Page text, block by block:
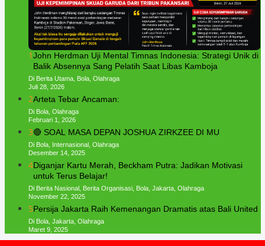
1John Herdman Uji Mental Timnas Indonesia: Strategi Unik di
Balik Absennya Sang Pelatih Saat Libas Kamboja
Di Berita Utama, Bola, Olahraga
Juli 28, 2026
2Arteta Tebar Ancaman:
Di Bola, Olahraga
Februari 1, 2026
3🔴 SOAL MASA DEPAN JOSHUA ZIRKZEE DI MU
Di Bola, Internasional, Olahraga
Desember 14, 2025
4Diganjar Kartu Merah, Beckham Putra: Jadikan Motivasi
untuk Terus Belajar!
Di Berita Nasional, Berita Organisasi, Bola, Jakarta, Olahraga
November 22, 2025
5Persija Jakarta Raih Kemenangan Dramatis atas Bali United
Di Bola, Jakarta, Olahraga
Maret 9, 2025